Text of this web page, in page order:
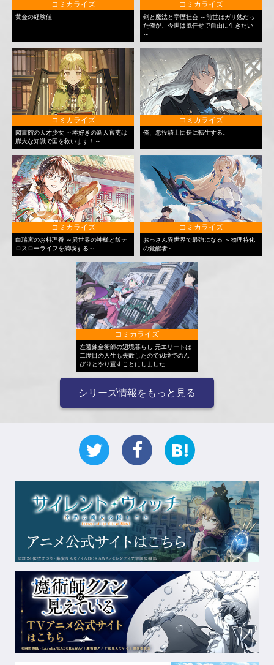
コミカライズ
黄金の経験値
コミカライズ
剣と魔法と学歴社会 ～前世はガリ勉だっ
た俺が、今世は風任せで自由に生きたい
～
コミカライズ
図書館の天才少女 ～本好きの新人官吏は
膨大な知識で国を救います！～
コミカライズ
俺、悪役騎士団長に転生する。
コミカライズ
白瑞宮のお料理番 ～異世界の神様と飯テ
ロスローライフを満喫する～
コミカライズ
おっさん異世界で最強になる ～物理特化
の覚醒者～
コミカライズ
左遷錬金術師の辺境暮らし 元エリートは
二度目の人生も失敗したので辺境でのん
びりとやり直すことにしました
シリーズ情報をもっと見る